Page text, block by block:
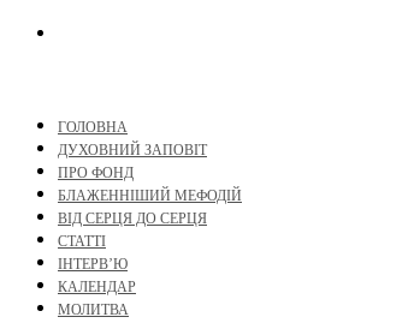
ГОЛОВНА
ДУХОВНИЙ ЗАПОВІТ
ПРО ФОНД
БЛАЖЕННІШИЙ МЕФОДІЙ
ВІД СЕРЦЯ ДО СЕРЦЯ
СТАТТІ
ІНТЕРВ’Ю
КАЛЕНДАР
МОЛИТВА